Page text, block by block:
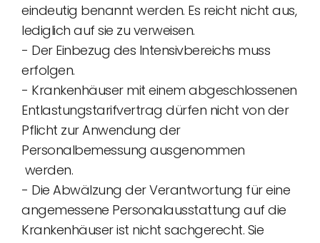
eindeutig benannt werden. Es reicht nicht aus,
lediglich auf sie zu verweisen.
- Der Einbezug des Intensivbereichs muss
erfolgen.
- Krankenhäuser mit einem abgeschlossenen
Entlastungstarifvertrag dürfen nicht von der
Pflicht zur Anwendung der
Personalbemessung ausgenommen
werden.
- Die Abwälzung der Verantwortung für eine
angemessene Personalausstattung auf die
Krankenhäuser ist nicht sachgerecht. Sie